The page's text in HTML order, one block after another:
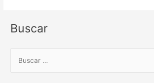
Programa
Buscar